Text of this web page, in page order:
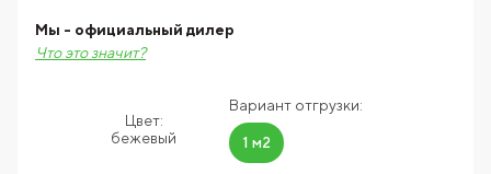
Цвет:
бежевый
Вариант отгрузки:
1 м2
Мы - официальный дилер
Что это значит?